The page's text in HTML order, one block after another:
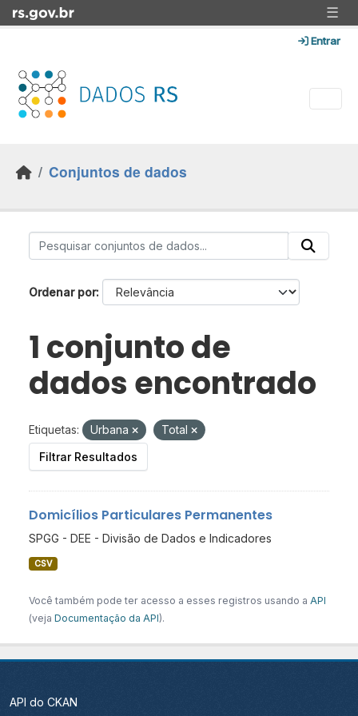
Skip to main content ☰
Entrar
Conjuntos de dados
Ordenar por
1 conjunto de
dados encontrado
Etiquetas: Urbana
Total
Filtrar Resultados
Domicílios Particulares Permanentes
SPGG - DEE - Divisão de Dados e Indicadores
CSV
Você também pode ter acesso a esses registros usando a API
(veja Documentação da API).
API do CKAN